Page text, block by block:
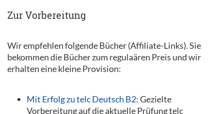
Zur Vorbereitung
Wir empfehlen folgende Bücher (Affiliate-Links). Sie
bekommen die Bücher zum regulaären Preis und wir
erhalten eine kleine Provision:
Mit Erfolg zu telc Deutsch B2: Gezielte
Vorbereitung auf die aktuelle Prüfung telc